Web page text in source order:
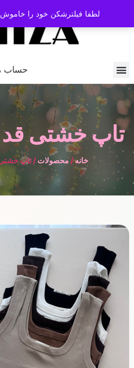
حساب
تاپ خشتی قد ۵۰شاین
خانه/ محصولات / تاپ خشتی قد
لطفا فیلترشکن خود را خاموش